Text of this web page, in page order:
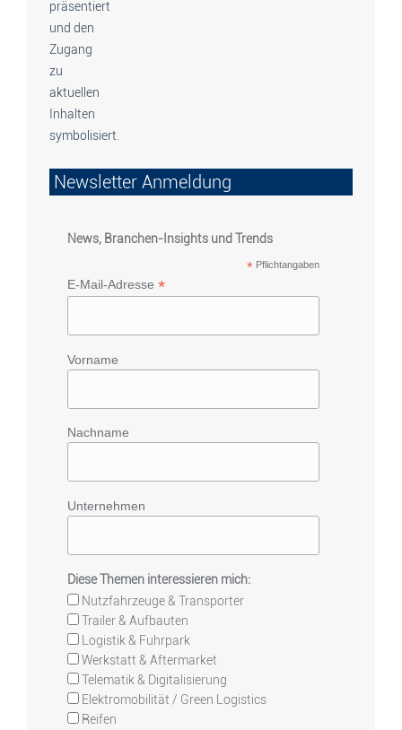
Newsletter Anmeldung
News, Branchen-Insights und Trends
* Pflichtangaben
E-Mail-Adresse *
Vorname
Nachname
Unternehmen
Diese Themen interessieren mich:
Nutzfahrzeuge & Transporter
Trailer & Aufbauten
Logistik & Fuhrpark
Werkstatt & Aftermarket
Telematik & Digitalisierung
Elektromobilität / Green Logistics
Reifen